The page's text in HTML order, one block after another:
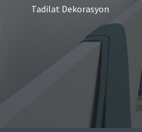
Tadilat Dekorasyon